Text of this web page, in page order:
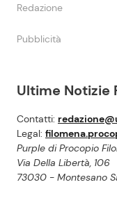
Ultime Notizie
Contatti:
Legal:
Purple di Procopio
Via Della Libertà, 106
73030 - Montesano
Redazione
Pubblicità